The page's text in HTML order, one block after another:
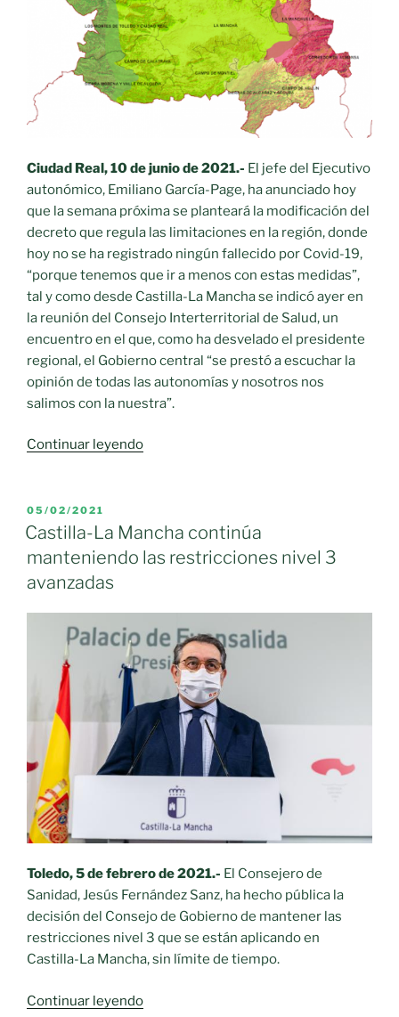
Ciudad Real, 10de junio de 2021.- El jefe del Ejecutivo
autonómico, Emiliano García-Page, ha anunciado hoy
que la semana próxima se planteará la modificación del
decreto que regula las limitaciones en la región, donde
hoy no se ha registrado ningún fallecido por Covid-19,
“porque tenemos que ir a menos con estas medidas”,
tal y como desde Castilla-La Mancha se indicó ayer en
la reunión del Consejo Interterritorial de Salud, un
encuentro en el que, como ha desvelado el presidente
regional, el Gobierno central “se prestó a escuchar la
opinión de todas las autonomías y nosotros nos
salimos con la nuestra”.
Continuar leyendo«La
rebajan
las
la
región,
donde
no
se
han
registrado
fallecidos
Covid-
PUBLICADO
EL
05/02/2021
Castilla-La Mancha continúa
manteniendo las restricciones nivel 3
avanzadas
Toledo, 5 de febrero de 2021.- El Consejero de
Sanidad, Jesús Fernández Sanz, ha hecho pública la
decisión del Consejo de Gobierno de mantener las
restricciones nivel 3 que se están aplicando en
Castilla-La Mancha, sin límite de tiempo.
Continuar leyendo«Castilla-